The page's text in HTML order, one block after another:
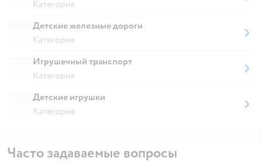
Категория
Детские железные дороги
Категория
Игрушечный транспорт
Категория
Детские игрушки
Категория
Часто задаваемые вопросы